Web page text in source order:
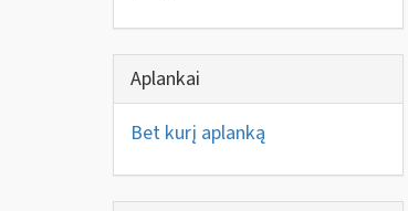
Aplankai
Bet kurį aplanką